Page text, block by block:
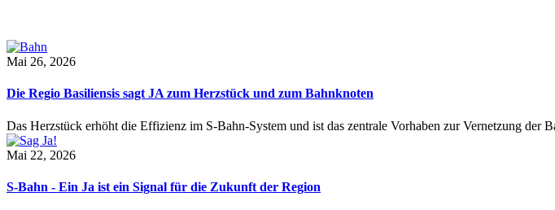
Mai 26, 2026
Die Regio Basiliensis sagt JA zum Herzstück und zum Bahnknoten
Das Herzstück erhöht die Effizienz im S-Bahn-System und ist das zentrale Vorhaben zur Vernetzung der
Mai 22, 2026
S-Bahn - Ein Ja ist ein Signal für die Zukunft der Region